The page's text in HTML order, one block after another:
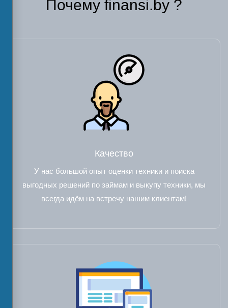
Почему finansi.by ?
Качество
У нас большой опыт оценки техники и поиска
выгодных решений по займам и выкупу техники, мы
всегда идём на встречу нашим клиентам!